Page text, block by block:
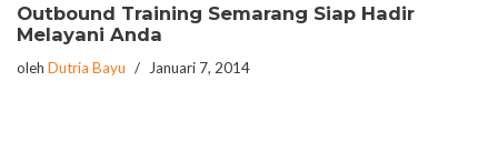
Outbound Training Semarang Siap Hadir
Melayani Anda
oleh Dutria Bayu Januari 7, 2014